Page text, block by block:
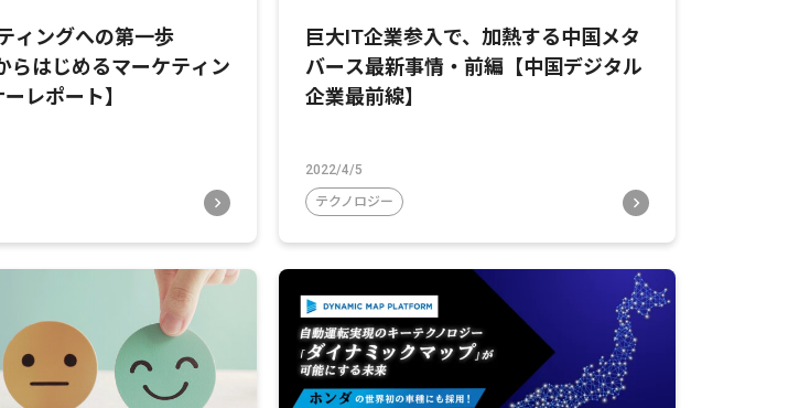
ィングへの第一歩
らはじめるマーケティン
レポート】
巨大IT企業参入で、加熱する中国メタ
バース最新事情・前編【中国デジタル
企業最前線】
2022/4/5
テクノロジー